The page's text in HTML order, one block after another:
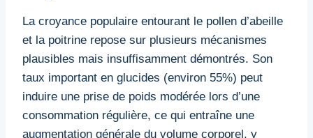
La croyance populaire entourant le pollen d’abeille
et la poitrine repose sur plusieurs mécanismes
plausibles mais insuffisamment démontrés. Son
taux important en glucides (environ 55%) peut
induire une prise de poids modérée lors d’une
consommation régulière, ce qui entraîne une
augmentation générale du volume corporel, y